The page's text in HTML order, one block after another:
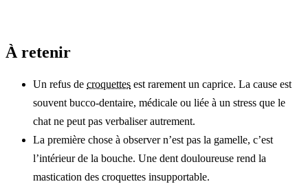
À retenir
Un refus de croquettes est rarement un caprice. La cause est
souvent bucco-dentaire, médicale ou liée à un stress que le
chat ne peut pas verbaliser autrement.
La première chose à observer n’est pas la gamelle, c’est
l’intérieur de la bouche. Une dent douloureuse rend la
mastication des croquettes insupportable.